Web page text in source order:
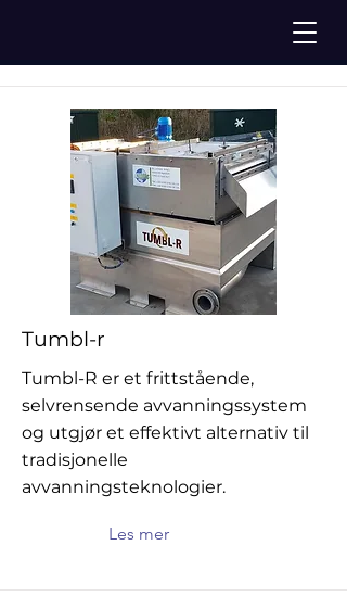
Tumbl-r
Tumbl-R er et frittstående,
selvrensende avvanningssystem
og utgjør et effektivt alternativ til
tradisjonelle
avvanningsteknologier.
Les mer